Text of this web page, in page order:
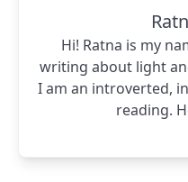
Hi! Ratna is my
writing about light
I am an introverted,
reading.